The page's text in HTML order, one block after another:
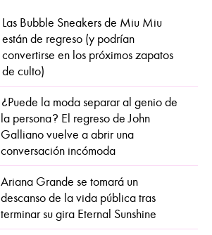
Las Bubble Sneakers de Miu Miu
están de regreso (y podrían
convertirse en los próximos zapatos
de culto)
¿Puede la moda separar al genio de
la persona? El regreso de John
Galliano vuelve a abrir una
conversación incómoda
Ariana Grande se tomará un
descanso de la vida pública tras
terminar su gira Eternal Sunshine